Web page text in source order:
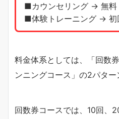
■カウンセリング → 無料
■体験トレーニング → 初
料金体系としては、「回数
ンニングコース」の2パター
回数券コースでは、10回、